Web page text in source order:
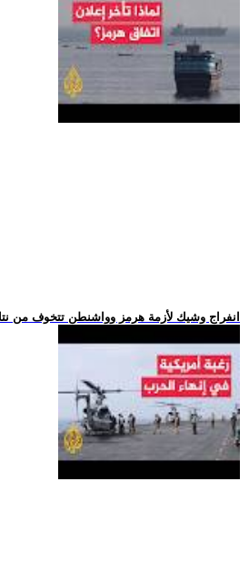
.. انفراج وشيك لأزمة هرمز وواشنطن تتخوف من